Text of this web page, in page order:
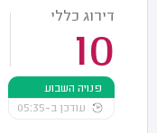
דירוג כללי
10
פנויה השבוע
עודכן ב-05:35